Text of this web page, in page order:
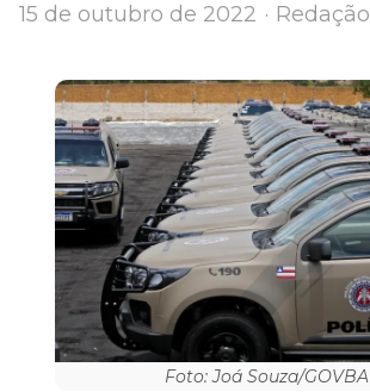
15 de outubro de 2022 Author
Redação
Foto: Joá Souza/GOVBA